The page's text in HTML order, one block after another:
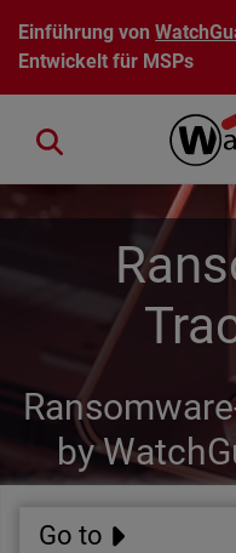
Direkt zum Inhalt
Einführung von
Entwickelt für MSPs
Close search
by
Go to